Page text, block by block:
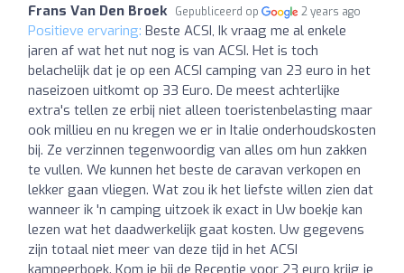
Frans Van Den Broek Gepubliceerd op 2 years ago
Positieve ervaring: Beste ACSI, Ik vraag me al enkele
jaren af wat het nut nog is van ACSI. Het is toch
belachelijk dat je op een ACSI camping van 23 euro in het
naseizoen uitkomt op 33 Euro. De meest achterlijke
extra's tellen ze erbij niet alleen toeristenbelasting maar
ook millieu en nu kregen we er in Italie onderhoudskosten
bij. Ze verzinnen tegenwoordig van alles om hun zakken
te vullen. We kunnen het beste de caravan verkopen en
lekker gaan vliegen. Wat zou ik het liefste willen zien dat
wanneer ik 'n camping uitzoek ik exact in Uw boekje kan
lezen wat het daadwerkelijk gaat kosten. Uw gegevens
zijn totaal niet meer van deze tijd in het ACSI
kampeerboek. Kom je bij de Receptie voor 23 euro krijg je